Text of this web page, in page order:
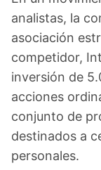
analistas, la
asociación
competidor,
inversión de
acciones
conjunto de
destinados a
personales.